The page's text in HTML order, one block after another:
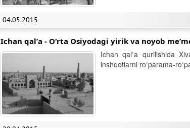
04.05.2015
Ichan qalʼa - Oʻrta Osiyodagi yirik va noyob
Ichan qalʼa qurilishida
inshootlarni roʻparama-